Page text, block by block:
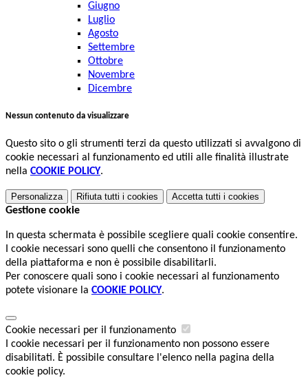
Giugno
Luglio
Agosto
Settembre
Ottobre
Novembre
Dicembre
Nessun contenuto da visualizzare
Questo sito o gli strumenti terzi da questo utilizzati si avvalgono di
cookie necessari al funzionamento ed utili alle finalità illustrate
nella COOKIE POLICY.
Personalizza Rifiuta tutti i cookies Accetta tutti i cookies
Gestione cookie
In questa schermata è possibile scegliere quali cookie consentire.
I cookie necessari sono quelli che consentono il funzionamento
della piattaforma e non è possibile disabilitarli.
Per conoscere quali sono i cookie necessari al funzionamento
potete visionare la COOKIE POLICY.
Cookie necessari per il funzionamento
I cookie necessari per il funzionamento non possono essere
disabilitati. È possibile consultare l'elenco nella pagina della
cookie policy.